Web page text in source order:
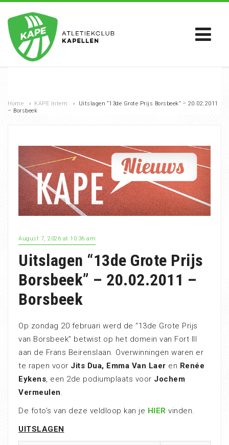
Home › KAPE Intern ›
Uitslagen “13de Grote Prijs Borsbeek” – 20.02.2011
– Borsbeek
August 7, 2026 at 10:36 am
Uitslagen “13de Grote Prijs
Borsbeek” – 20.02.2011 –
Borsbeek
Op zondag 20 februari werd de “13de Grote Prijs
van Borsbeek” betwist op het domein van Fort III
aan de Frans Beirenslaan. Overwinningen waren er
te rapen voor Jits Dua, Emma Van Laer en Renée
Eykens, een 2de podiumplaats voor Jochem
Vermeulen.
De foto’s van deze veldloop kan je HIER vinden.
UITSLAGEN